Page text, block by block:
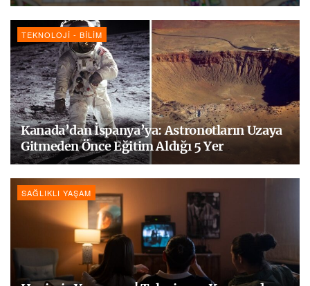
TEKNOLOJI - BILIM
Kanada’dan İspanya’ya: Astronotların Uzaya
Gitmeden Önce Eğitim Aldığı 5 Yer
SAĞLIKLI YAŞAM